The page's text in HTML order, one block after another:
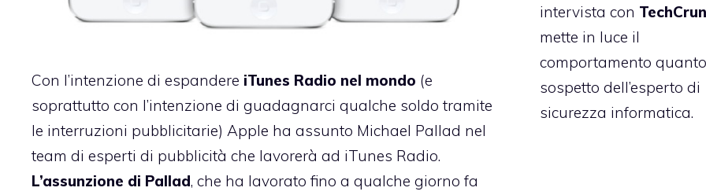
Con l’intenzione di espandere iTunes Radio nel mondo (e
soprattutto con l’intenzione di guadagnarci qualche soldo tramite
le interruzioni pubblicitarie) Apple ha assunto Michael Pallad nel
team di esperti di pubblicità che lavorerà ad iTunes Radio.
L’assunzione di Pallad, che ha lavorato fino a qualche giorno fa
intervista con
mette in luce il
comportamento
sospetto dell’esperto di
sicurezza informatica.